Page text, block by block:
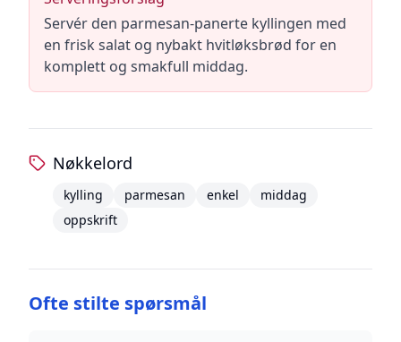
Servér den parmesan-panerte kyllingen med
en frisk salat og nybakt hvitløksbrød for en
komplett og smakfull middag.
Nøkkelord
kylling parmesan enkel
middag
oppskrift
Ofte stilte spørsmål